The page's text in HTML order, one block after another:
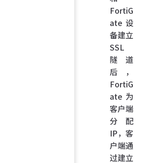
FortiG
ate 设
备建立
SSL
隧道
后，
FortiG
ate 为
客户端
分配
IP，客
户端通
过建立